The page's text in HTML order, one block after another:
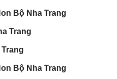
Bộ Nha Trang
Trang
Bộ Nha Trang